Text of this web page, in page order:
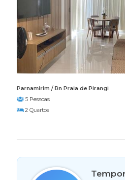
Parnamirim / Rn Praia de Pirangi
5 Pessoas
2 Quartos